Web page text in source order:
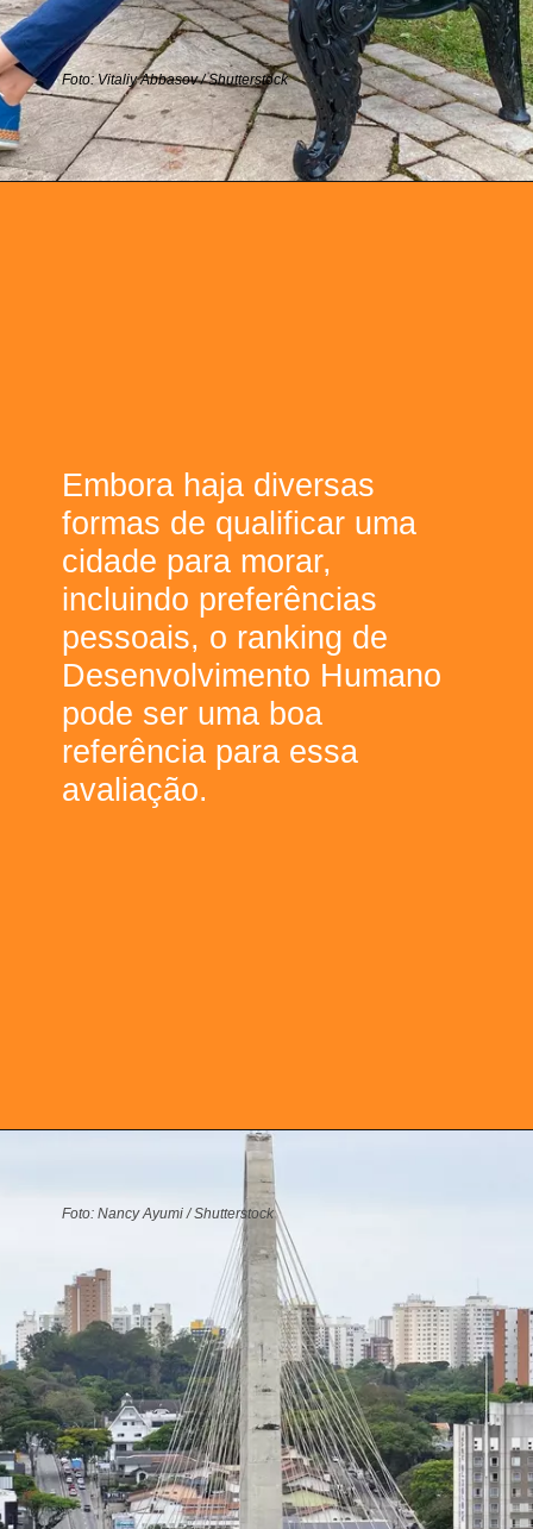
Foto: Vitaliy Abbasov / Shutterstock
Embora haja diversas
formas de qualificar uma
cidade para morar,
incluindo preferências
pessoais, o ranking de
Desenvolvimento Humano
pode ser uma boa
referência para essa
avaliação.
Foto: Nancy Ayumi / Shutterstock